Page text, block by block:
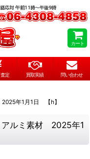
カート
定 買取実績 問い合わせ
年1月1日 【h】
アルミ素材 2025年1